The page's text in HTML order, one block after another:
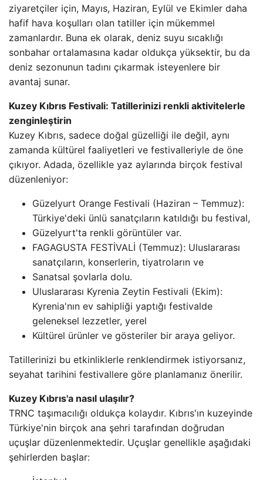
ziyaretçiler için, Mayıs, Haziran, Eylül ve Ekimler daha
hafif hava koşulları olan tatiller için mükemmel
zamanlardır. Buna ek olarak, deniz suyu sıcaklığı
sonbahar ortalamasına kadar oldukça yüksektir, bu da
deniz sezonunun tadını çıkarmak isteyenlere bir
avantaj sunar.
Kuzey Kıbrıs Festivali: Tatillerinizi renkli aktivitelerle
zenginleştirin
Kuzey Kıbrıs, sadece doğal güzelliği ile değil, aynı
zamanda kültürel faaliyetleri ve festivalleriyle de öne
çıkıyor. Adada, özellikle yaz aylarında birçok festival
düzenleniyor:
Güzelyurt Orange Festivali (Haziran – Temmuz):
Türkiye'deki ünlü sanatçıların katıldığı bu festival,
Güzelyurt'ta renkli görüntüler var.
FAGAGUSTA FESTİVALİ (Temmuz): Uluslararası
sanatçıların, konserlerin, tiyatroların ve
Sanatsal şovlarla dolu.
Uluslararası Kyrenia Zeytin Festivali (Ekim):
Kyrenia'nın ev sahipliği yaptığı festivalde
geleneksel lezzetler, yerel
Kültürel ürünler ve gösteriler bir araya geliyor.
Tatillerinizi bu etkinliklerle renklendirmek istiyorsanız,
seyahat tarihini festivallere göre planlamanız önerilir.
Kuzey Kıbrıs'a nasıl ulaşılır?
TRNC taşımacılığı oldukça kolaydır. Kıbrıs'ın kuzeyinde
Türkiye'nin birçok ana şehri tarafından doğrudan
uçuşlar düzenlenmektedir. Uçuşlar genellikle aşağıdaki
şehirlerden başlar: